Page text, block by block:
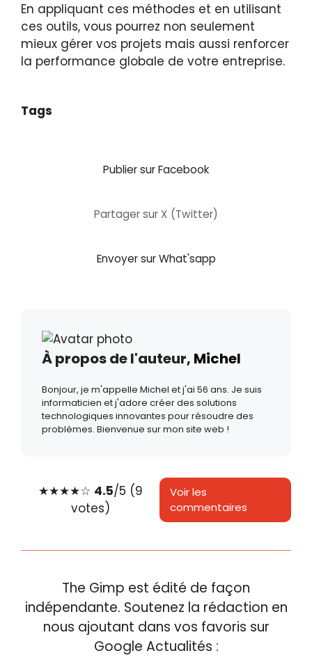
En appliquant ces méthodes et en utilisant
ces outils, vous pourrez non seulement
mieux gérer vos projets mais aussi renforcer
la performance globale de votre entreprise.
Tags
Publier sur Facebook
Partager sur X (Twitter)
Envoyer sur What'sapp
À propos de l'auteur, Michel
Bonjour, je m'appelle Michel et j'ai 56 ans. Je suis
informaticien et j'adore créer des solutions
technologiques innovantes pour résoudre des
problèmes. Bienvenue sur mon site web !
★★★★☆ 4.5/5 (9
votes)
Voir les
commentaires
The Gimp est édité de façon
indépendante. Soutenez la rédaction en
nous ajoutant dans vos favoris sur
Google Actualités :